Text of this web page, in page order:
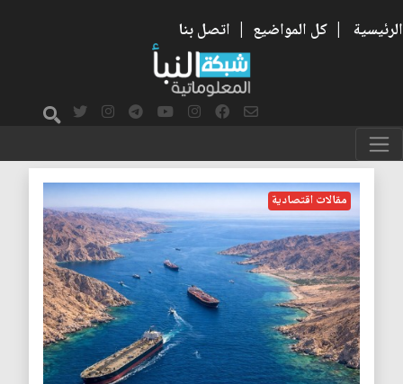
الرئيسية | كل المواضيع | اتصل بنا
التصدير
مقالات اقتصادية